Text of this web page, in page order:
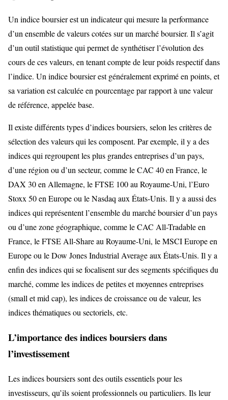
Un indice boursier est un indicateur qui mesure la performance
d’un ensemble de valeurs cotées sur un marché boursier. Il s’agit
d’un outil statistique qui permet de synthétiser l’évolution des
cours de ces valeurs, en tenant compte de leur poids respectif dans
l’indice. Un indice boursier est généralement exprimé en points, et
sa variation est calculée en pourcentage par rapport à une valeur
de référence, appelée base.
Il existe différents types d’indices boursiers, selon les critères de
sélection des valeurs qui les composent. Par exemple, il y a des
indices qui regroupent les plus grandes entreprises d’un pays,
d’une région ou d’un secteur, comme le CAC 40 en France, le
DAX 30 en Allemagne, le FTSE 100 au Royaume-Uni, l’Euro
Stoxx 50 en Europe ou le Nasdaq aux États-Unis. Il y a aussi des
indices qui représentent l’ensemble du marché boursier d’un pays
ou d’une zone géographique, comme le CAC All-Tradable en
France, le FTSE All-Share au Royaume-Uni, le MSCI Europe en
Europe ou le Dow Jones Industrial Average aux États-Unis. Il y a
enfin des indices qui se focalisent sur des segments spécifiques du
marché, comme les indices de petites et moyennes entreprises
(small et mid cap), les indices de croissance ou de valeur, les
indices thématiques ou sectoriels, etc.
L’importance des indices boursiers dans
l’investissement
Les indices boursiers sont des outils essentiels pour les
investisseurs, qu’ils soient professionnels ou particuliers. Ils leur